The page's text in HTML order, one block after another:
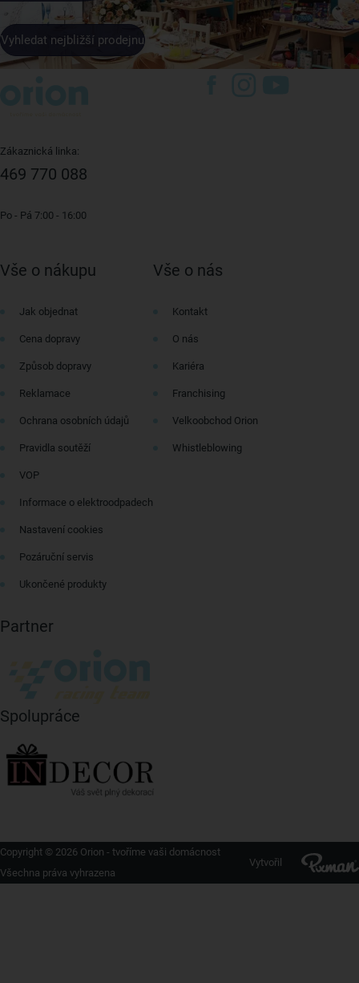
Vyhledat nejbližší prodejnu
Zákaznická linka:
469 770 088
Po - Pá 7:00 - 16:00
Vše o nákupu
Jak objednat
Cena dopravy
Způsob dopravy
Reklamace
Ochrana osobních údajů
Pravidla soutěží
VOP
Informace o elektroodpadech
Nastavení cookies
Pozáruční servis
Ukončené produkty
Vše o nás
Kontakt
O nás
Kariéra
Franchising
Velkoobchod Orion
Whistleblowing
Partner
Spolupráce
Copyright © 2026 Orion - tvoříme vaši domácnost
Všechna práva vyhrazena
Vytvořil